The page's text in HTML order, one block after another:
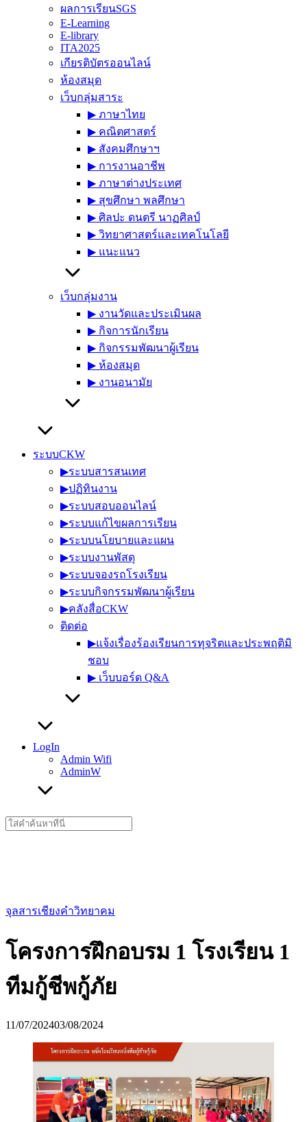
ผลการเรียนSGS
E-Learning
E-library
ITA2025
เกียรติบัตรออนไลน์
ห้องสมุด
เว็บกลุ่มสาระ
▶︎ ภาษาไทย
▶︎ คณิตศาสตร์
▶︎ สังคมศึกษาฯ
▶︎ การงานอาชีพ
▶︎ ภาษาต่างประเทศ
▶︎ สุขศึกษา พลศึกษา
▶︎ ศิลปะ ดนตรี นาฏศิลป์
▶︎ วิทยาศาสตร์และเทคโนโลยี
▶︎ แนะแนว
เว็บกลุ่มงาน
▶︎ งานวัดและประเมินผล
▶︎ กิจการนักเรียน
▶︎ กิจกรรมพัฒนาผู้เรียน
▶︎ ห้องสมุด
▶︎ งานอนามัย
ระบบCKW
▶︎ระบบสารสนเทศ
▶︎ปฏิทินงาน
▶︎ระบบสอบออนไลน์
▶︎ระบบแก้ไขผลการเรียน
▶︎ระบบนโยบายและแผน
▶︎ระบบงานพัสดุ
▶︎ระบบจองรถโรงเรียน
▶︎ระบบกิจกรรมพัฒนาผู้เรียน
▶︎คลังสื่อCKW
ติดต่อ
▶︎แจ้งเรื่องร้องเรียนการทุจริตและประพฤติมิ
ชอบ
▶︎ เว็บบอร์ด Q&A
LogIn
Admin Wifi
AdminW
Search
for:
จุลสารเชียงคำวิทยาคม
โครงการฝึกอบรม 1 โรงเรียน 1
ทีมกู้ชีพกู้ภัย
11/07/202403/08/2024